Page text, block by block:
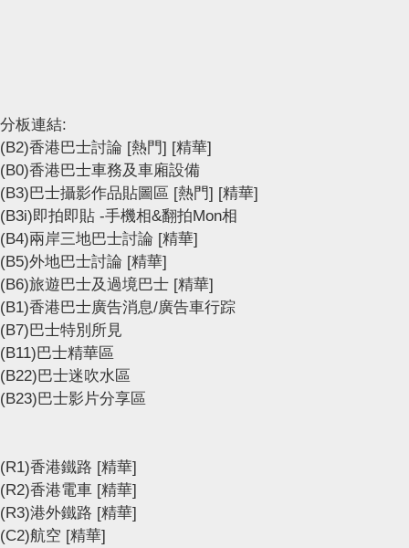
分板連結:
(B2)香港巴士討論 [熱門] [精華]
(B0)香港巴士車務及車廂設備
(B3)巴士攝影作品貼圖區 [熱門] [精華]
(B3i)即拍即貼 -手機相&翻拍Mon相
(B4)兩岸三地巴士討論 [精華]
(B5)外地巴士討論 [精華]
(B6)旅遊巴士及過境巴士 [精華]
(B1)香港巴士廣告消息/廣告車行踪
(B7)巴士特別所見
(B11)巴士精華區
(B22)巴士迷吹水區
(B23)巴士影片分享區
(R1)香港鐵路 [精華]
(R2)香港電車 [精華]
(R3)港外鐵路 [精華]
(C2)航空 [精華]